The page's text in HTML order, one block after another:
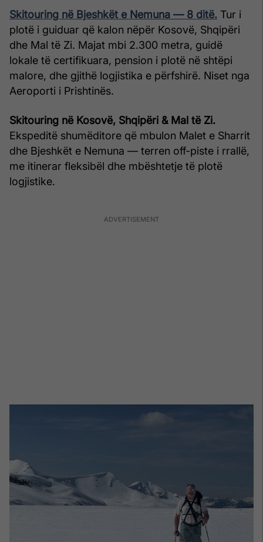
Skitouring në Bjeshkët e Nemuna — 8 ditë. Tur i
plotë i guiduar që kalon nëpër Kosovë, Shqipëri
dhe Mal të Zi. Majat mbi 2.300 metra, guidë
lokale të certifikuara, pension i plotë në shtëpi
malore, dhe gjithë logjistika e përfshirë. Niset nga
Aeroporti i Prishtinës.
Skitouring në Kosovë, Shqipëri & Mal të Zi.
Ekspeditë shumëditore që mbulon Malet e Sharrit
dhe Bjeshkët e Nemuna — terren off-piste i rrallë,
me itinerar fleksibël dhe mbështetje të plotë
logjistike.